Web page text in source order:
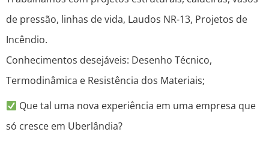
de pressão, linhas de vida, Laudos NR-13, Projetos de
Incêndio.
Conhecimentos desejáveis: Desenho Técnico,
Termodinâmica e Resistência dos Materiais;
Que tal uma nova experiência em uma empresa que
só cresce em Uberlândia?